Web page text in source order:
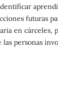
futuras
en cárceles,
personas